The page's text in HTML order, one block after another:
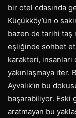
bir otel odasında
Küçükköy’ün o
bazen de tarihi taş
eşliğinde sohbet
karakteri, insanları
yakınlaşmaya iter.
Ayvalık’ın bu
başarabiliyor. Eski
aratmayan bu